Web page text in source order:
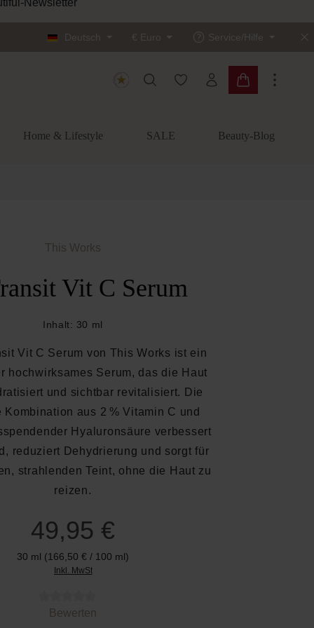
Newsletter
Deutsch € Euro Service/Hilfe
Du hast 0 Produkte auf
Warenkorb
Home & Lifestyle SALE Beauty-Blog
This Works
Vit C Serum
Inhalt: 30 ml
Vit C Serum von This Works ist ein
hochwirksames Serum, das die Haut
und sichtbar revitalisiert. Die
Kombination aus 2 % Vitamin C und
Hyaluronsäure verbessert
reduziert Dehydrierung und sorgt für
strahlenden Teint, ohne die Haut zu
reizen.
49,95 €
30 ml (166,50 € / 100 ml)
Inkl. MwSt
0 von 5 Sternen
Bewerten